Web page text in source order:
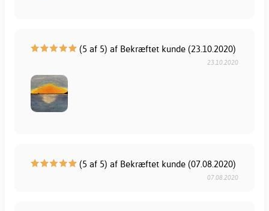
(5 af 5) af Bekræftet kunde (23.10.2020)
23.10.2020
(5 af 5) af Bekræftet kunde (07.08.2020)
07.08.2020